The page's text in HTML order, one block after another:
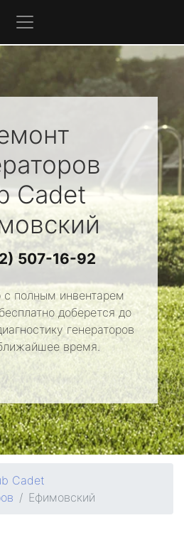
Cadet
507-16-92
полным инвентарем
доберется до
генераторов
время.
Cadet
Ефимовский